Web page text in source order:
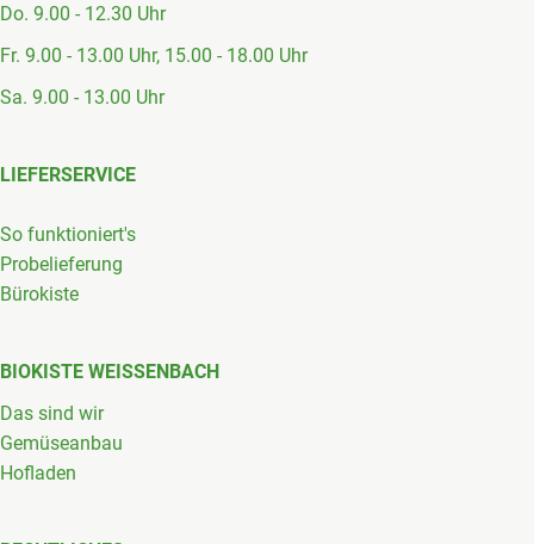
Do. 9.00 - 12.30 Uhr
Fr. 9.00 - 13.00 Uhr, 15.00 - 18.00 Uhr
Sa. 9.00 - 13.00 Uhr
LIEFERSERVICE
So funktioniert's
Probelieferung
Bürokiste
BIOKISTE WEISSENBACH
Das sind wir
Gemüseanbau
Hofladen